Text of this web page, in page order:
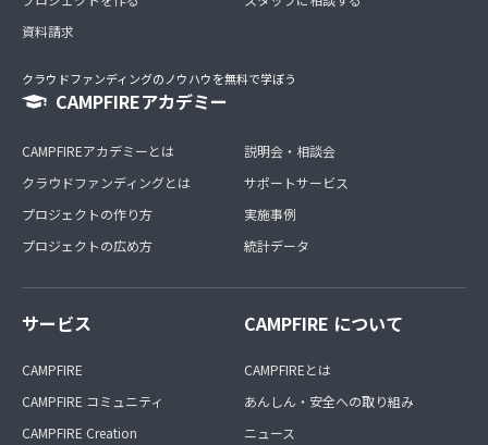
資料請求
クラウドファンディングのノウハウを無料で学ぼう
CAMPFIREアカデミー
CAMPFIREアカデミーとは
クラウドファンディングとは
プロジェクトの作り方
プロジェクトの広め方
説明会・相談会
サポートサービス
実施事例
統計データ
サービス
CAMPFIRE
CAMPFIRE コミュニティ
CAMPFIRE Creation
CAMPFIRE について
CAMPFIREとは
あんしん・安全への取り組み
ニュース